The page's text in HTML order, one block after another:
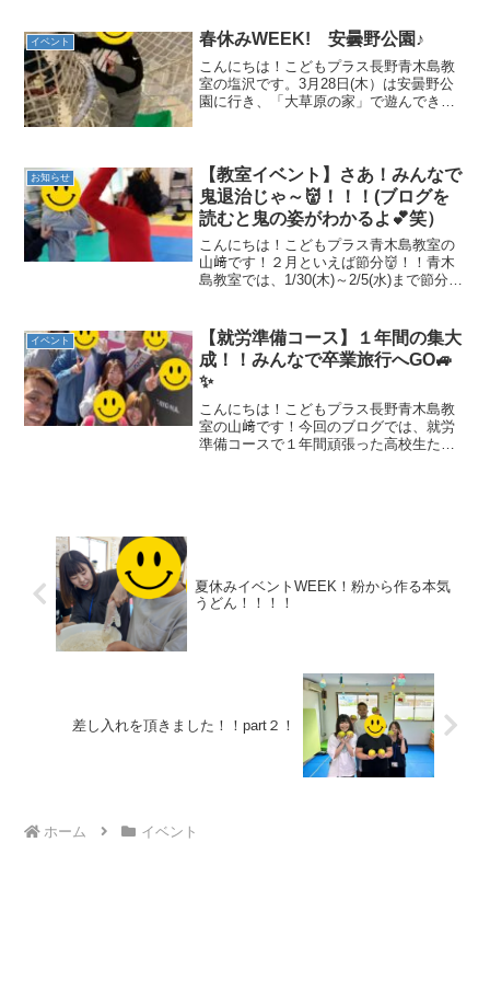
どうするか、レイアウトはどうするのか
など、たくさんのこ...
イベント 春休みWEEK! 安曇野公園♪
こんにちは！こどもプラス長野青木島教
室の塩沢です。3月28日(木）は安曇野公
園に行き、「大草原の家」で遊んできま
た！他の子もいま...
お知らせ
【教室イベント】さあ！みんなで
鬼退治じゃ～👹！！！(ブログを
読むと鬼の姿がわかるよ💕笑）
こんにちは！こどもプラス青木島教室の
山﨑です！２月といえば節分👹！！青木
島教室では、1/30(木)～2/5(水)まで節分
では、1/30(木)に行われた豆まきの様子
を...
イベント
【就労準備コース】１年間の集大
成！！みんなで卒業旅行へGO🚙
✨
こんにちは！こどもプラス長野青木島教
室の山﨑です！今回のブログでは、就労
準備コースで１年間頑張った高校生たち
夏休みイベントWEEK！粉から作る本気
うどん！！！！
差し入れを頂きました！！part２！
ホーム イベント